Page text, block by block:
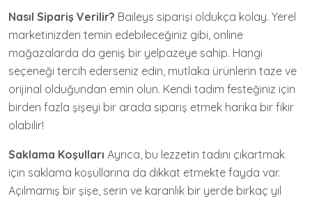
Nasıl Sipariş Verilir? Baileys siparişi oldukça kolay. Yerel
marketinizden temin edebileceğiniz gibi, online
mağazalarda da geniş bir yelpazeye sahip. Hangi
seçeneği tercih ederseniz edin, mutlaka ürünlerin taze ve
orijinal olduğundan emin olun. Kendi tadım festeğiniz için
birden fazla şişeyi bir arada sipariş etmek harika bir fikir
olabilir!
Saklama Koşulları Ayrıca, bu lezzetin tadını çıkartmak
için saklama koşullarına da dikkat etmekte fayda var.
Açılmamış bir şişe, serin ve karanlık bir yerde birkaç yıl